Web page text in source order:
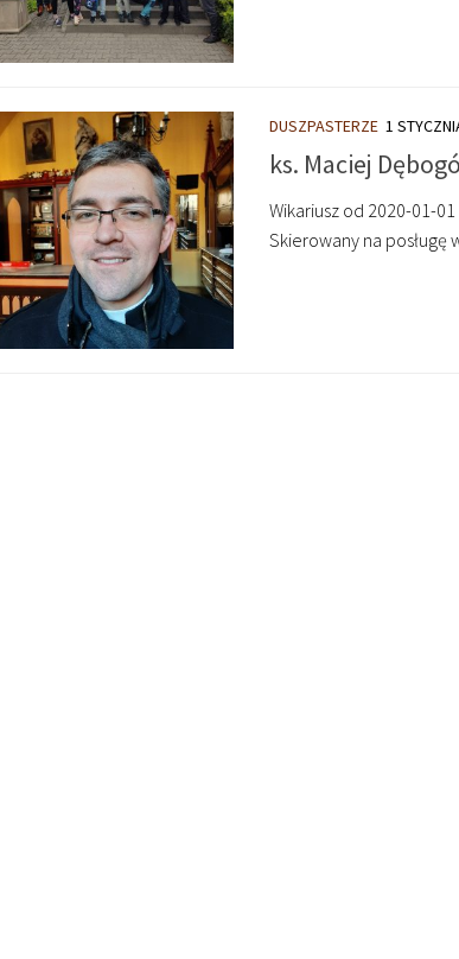
DUSZPASTERZE 1
ks. Maciej
Wikariusz od 2020-01-
Skierowany na posługę